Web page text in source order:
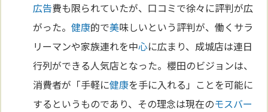
広告費も限られていたが、口コミで徐々に評判が広
がった。健康的で美味しいという評判が、働くサラ
リーマンや家族連れを中心に広まり、成城店は連日
行列ができる人気店となった。櫻田のビジョンは、
消費者が「手軽に健康を手に入れる」ことを可能に
するというものであり、その理念は現在のモスバー